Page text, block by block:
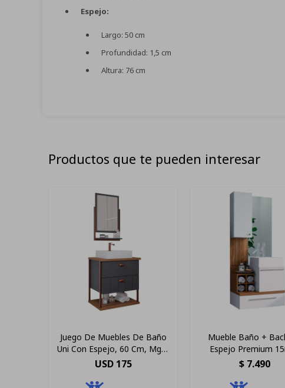
Espejo:
Largo: 50 cm
Profundidad: 1,5 cm
Altura: 76 cm
Productos que te pueden interesar
Juego De Muebles De Baño
Uni Con Espejo, 60 Cm, Mgm
Dark Gray Mobile
USD 175
Mueble Baño +
Espejo Premium
Blanco/roble
$ 7.490